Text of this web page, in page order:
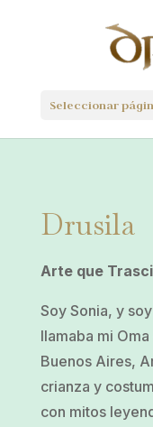
Seleccionar
Drusila
Arte que
Soy Sonia, y
llamaba mi
Buenos Aires,
crianza y
con mitos